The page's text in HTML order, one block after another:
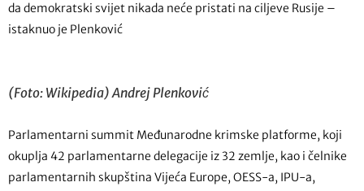
da demokratski svijet nikada neće pristati na ciljeve Rusije –
istaknuo je Plenković
(Foto: Wikipedia) Andrej Plenković
Parlamentarni summit Međunarodne krimske platforme, koji
okuplja 42 parlamentarne delegacije iz 32 zemlje, kao i čelnike
parlamentarnih skupština Vijeća Europe, OESS-a, IPU-a,